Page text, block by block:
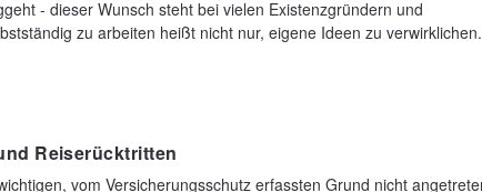
- dieser Wunsch steht bei vielen Existenzgründern und
zu arbeiten heißt nicht nur, eigene Ideen zu verwirklichen.
Reiserücktritten
vom Versicherungsschutz erfassten Grund nicht